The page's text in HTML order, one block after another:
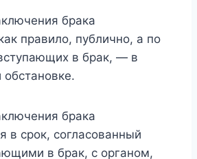
брака
правило, публично, а по
в брак, — в
брака
в срок, согласованный
в брак, с органом,